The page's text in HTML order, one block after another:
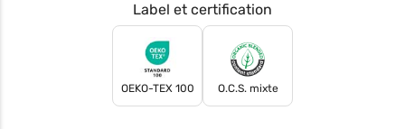
Label et certification
OEKO-TEX 100 O.C.S. mixte